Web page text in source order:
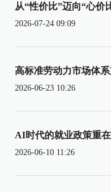
从“性价比”迈向“心价
2026-07-24 09:09
高标准劳动力市场体
2026-06-23 10:26
AI时代的就业政策重
2026-06-10 11:26